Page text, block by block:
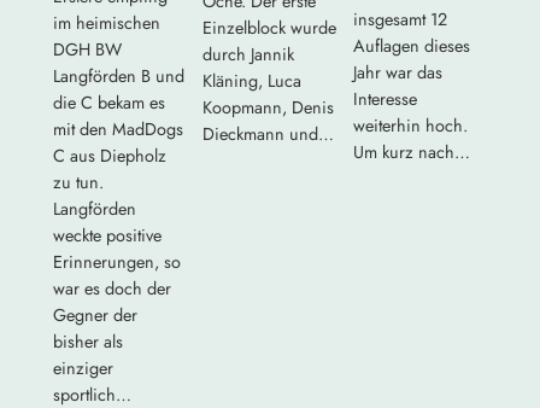
im heimischen
DGH BW
Langförden B und
die C bekam es
mit den MadDogs
C aus Diepholz
zu tun.
Langförden
weckte positive
Erinnerungen, so
war es doch der
Gegner der
bisher als
einziger
sportlich…
Einzelblock wurde
durch Jannik
Kläning, Luca
Koopmann, Denis
Dieckmann und…
insgesamt 12
Auflagen dieses
Jahr war das
Interesse
weiterhin hoch.
Um kurz nach…